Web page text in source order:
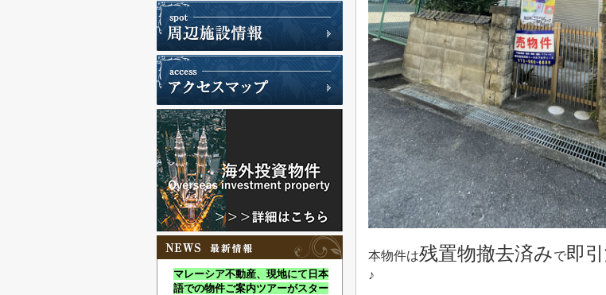
本物件は残置物撤去済みで即
♪
マレーシア不動産、現地にて日本
語での物件ご案内ツアーがスター